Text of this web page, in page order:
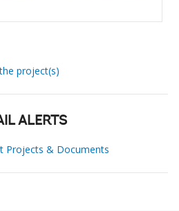
project(s)
ALERTS
Projects & Documents